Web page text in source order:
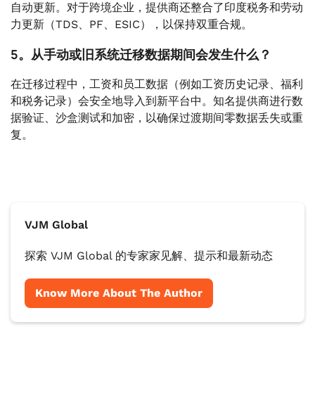
自动更新。对于跨境企业，提供商还整合了印度税务和劳动
力更新（TDS、PF、ESIC），以保持双重合规。
5。从手动或旧系统迁移数据期间会发生什么？
在迁移过程中，工资和员工数据（例如工资历史记录、福利
和税务记录）会安全地导入到新平台中。知名提供商进行数
据验证、沙盒测试和加密，以确保过渡期间零数据丢失或重
复。
VJM Global
探索 VJM Global 的专家家见解、提示和最新动态
Know More About The Author